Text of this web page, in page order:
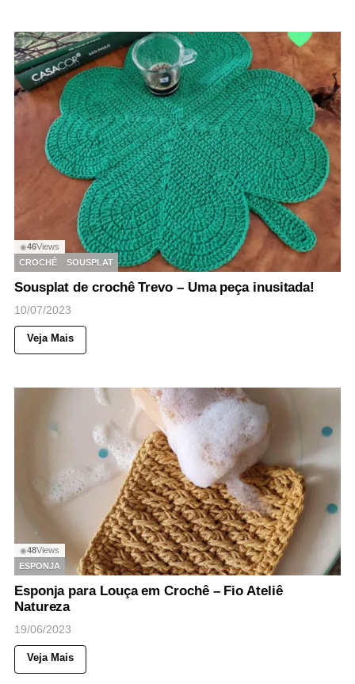
◉46Views
CROCHÊ
SOUSPLAT
Sousplat de crochê Trevo – Uma peça inusitada!
10/07/2023
Veja Mais
◉48Views
ESPONJA
Esponja para Louça em Crochê – Fio Ateliê
Natureza
19/06/2023
Veja Mais